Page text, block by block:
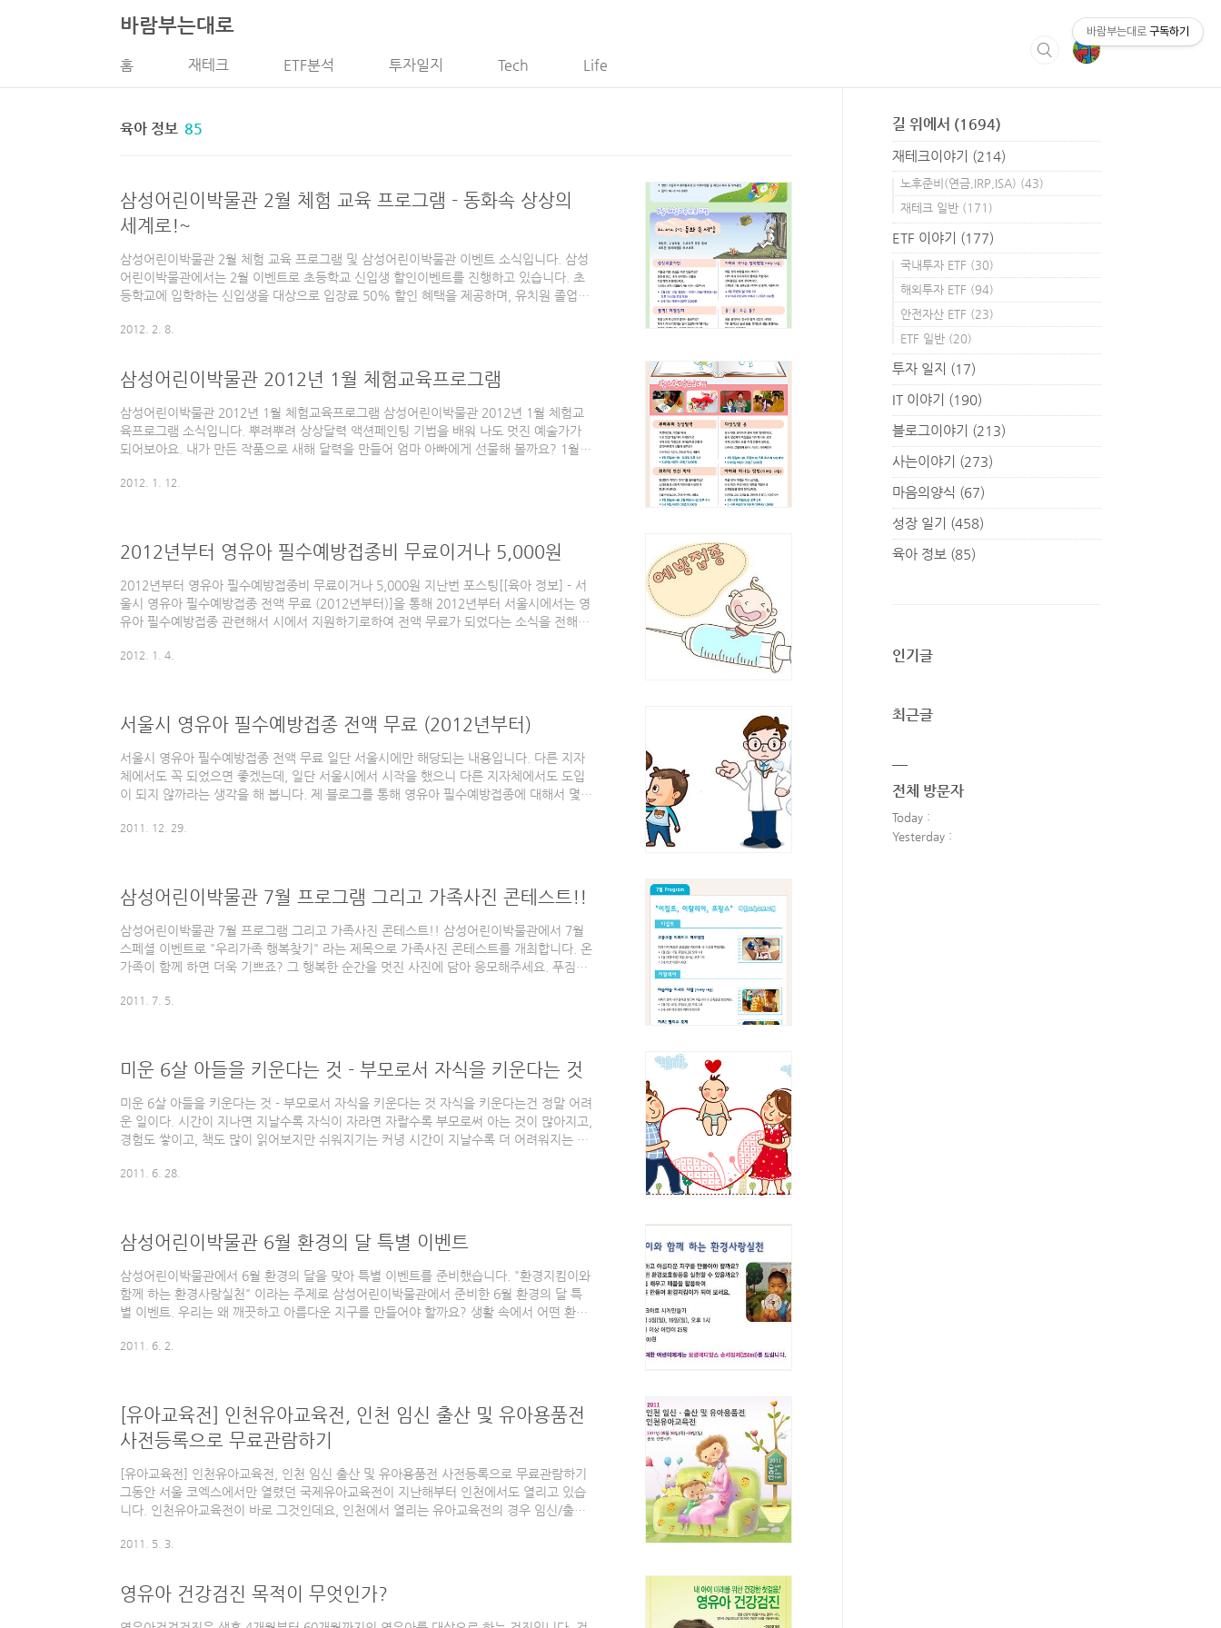
바람부는대로
홈 재테크 ETF분석 투자일지 Tech Life
육아 정보 85
삼성어린이박물관 2월 체험 교육 프로그램 - 동화속 상상의
세계로!~
삼성어린이박물관 2월 체험 교육 프로그램 및 삼성어린이박물관 이벤트 소식입니다. 삼성
어린이박물관에서는 2월 이벤트로 초등학교 신입생 할인이벤트를 진행하고 있습니다. 초
등학교에 입학하는 신입생을 대상으로 입장료 50% 할인 혜택을 제공하며, 유치원 졸업과
지 한달간이며, 초등학교 취학통지서 및 의료보험증 등 확인서 제시 후 50% 할인을 해주
동화 속 세상입니다. 삼성어린이박물관 홈페이지:
http://kids.samsungfoundation.org/index.asp 삼성어린이박물관 홈페이지 등을 통해
사전 예약 후 2월 체험 교육 프..
2012. 2. 8.
삼성어린이박물관 2012년 1월 체험교육프로그램
삼성어린이박물관 2012년 1월 체험교육프로그램 삼성어린이박물관 2012년 1월 체험교
육프로그램 소식입니다. 뿌려뿌려 상상달력 액션페인팅 기법을 배워 나도 멋진 예술가가
되어보아요. 내가 만든 작품으로 새해 달력을 만들어 엄마 아빠에게 선물해 볼까요? 1월
이하여 용에 대해 알아보아요. 용의 생김새와 특징들을 이야기 나눠 보고 내가 상상하는 용
2012. 1. 12.
2012년부터 영유아 필수예방접종비 무료이거나 5,000원
2012년부터 영유아 필수예방접종비 무료이거나 5,000원 지난번 포스팅[[육아 정보] - 서
울시 영유아 필수예방접종 전액 무료 (2012년부터)]을 통해 2012년부터 서울시에서는 영
유아 필수예방접종 관련해서 시에서 지원하기로하여 전액 무료가 되었다는 소식을 전해드
식이 있어 다시 포스팅 합니다. 0세 영아부터 만 12세까지 유아/어린이들은 성장 단계에
2012. 1. 4.
서울시 영유아 필수예방접종 전액 무료 (2012년부터)
서울시 영유아 필수예방접종 전액 무료 일단 서울시에만 해당되는 내용입니다. 다른 지자
체에서도 꼭 되었으면 좋겠는데, 일단 서울시에서 시작을 했으니 다른 지자체에서도 도입
이 되지 않까라는 생각을 해 봅니다. 제 블로그를 통해 영유아 필수예방접종에 대해서 몇
가? [사는이야기] - 영유아 필수예방접종 무료 지원 가능할까? [육아 정보] - 영유아 필수
보건소 접종..
2011. 12. 29.
삼성어린이박물관 7월 프로그램 그리고 가족사진 콘테스트!!
삼성어린이박물관 7월 프로그램 그리고 가족사진 콘테스트!! 삼성어린이박물관에서 7월
스페셜 이벤트로 "우리가족 행복찾기" 라는 제목으로 가족사진 콘테스트를 개최합니다. 온
가족이 함께 하면 더욱 기쁘죠? 그 행복한 순간을 멋진 사진에 담아 응모해주세요. 푸짐한
진 콘테스트 "우리가족 행복찾기" 기간: 2011년 7월 7일 (목) ~ 31일 (일) 방법: 삼성어린
구불구불..
2011. 7. 5.
미운 6살 아들을 키운다는 것 - 부모로서 자식을 키운다는 것
미운 6살 아들을 키운다는 것 - 부모로서 자식을 키운다는 것 자식을 키운다는건 정말 어려
운 일이다. 시간이 지나면 지날수록 자식이 자라면 자랄수록 부모로써 아는 것이 많아지고,
경험도 쌓이고, 책도 많이 읽어보지만 쉬워지기는 커녕 시간이 지날수록 더 어려워지는 것
자기도 컸다고 부모님 말씀 안듣기, 하고 싶은 대로 하기, 말썽 피우기, 깐족거리기 등등의
2011. 6. 28.
삼성어린이박물관 6월 환경의 달 특별 이벤트
삼성어린이박물관에서 6월 환경의 달을 맞아 특별 이벤트를 준비했습니다. "환경지킴이와
함께 하는 환경사랑실천" 이라는 주제로 삼성어린이박물관에서 준비한 6월 환경의 달 특
별 이벤트. 우리는 왜 깨끗하고 아름다운 지구를 만들어야 할까요? 생활 속에서 어떤 환경
을 만들며 환경지킴이가 되어 보세요. - 프로그램: 정크아트 시계 만들기 - 일시: 6월 5일
2011. 6. 2.
[유아교육전] 인천유아교육전, 인천 임신 출산 및 유아용품전
사전등록으로 무료관람하기
[유아교육전] 인천유아교육전, 인천 임신 출산 및 유아용품전 사전등록으로 무료관람하기
그동안 서울 코엑스에서만 열렸던 국제유아교육전이 지난해부터 인천에서도 열리고 있습
니다. 인천유아교육전이 바로 그것인데요, 인천에서 열리는 유아교육전의 경우 임신/출산
품전 정보 전시회명: 인천 임신/출산 및 유아용품전(INCHEON BABY & KIDS FAIR 2011)
(일) 전시장소: 인천 송도 컨벤시아 전시주최: (주)세계전람, 인천경제자유구역 전시후원:
BabyNews 참가품목 인천유아교육전, 인천 임신/출산 및 유아용품전..
2011. 5. 3.
영유아 건강검진 목적이 무엇인가?
길 위에서 (1694)
재테크이야기 (214)
노후준비(연금,IRP,ISA) (43)
재테크 일반 (171)
ETF 이야기 (177)
국내투자 ETF (30)
해외투자 ETF (94)
안전자산 ETF (23)
ETF 일반 (20)
투자 일지 (17)
IT 이야기 (190)
블로그이야기 (213)
사는이야기 (273)
마음의양식 (67)
성장 일기 (458)
육아 정보 (85)
인기글
최근글
전체 방문자
Today :
Yesterday :
바람부는대로 구독하기